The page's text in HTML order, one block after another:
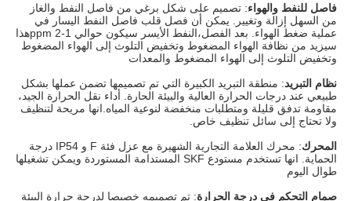
فاصل للنفط والهواء: تصميم على شكل برغي من فاصل النفط والغاز
من السهل إزالة وتغيير. يمكن أن فصل قلب فاصل النفط اليسار في
عملية ضغط الهواء. بعد الفصل،النفط الأيسر سيكون حوالي 1-2 ppmهذا
سيزيد من نظافة الهواء المضغوط وتخفيض التلوث إلى الهواء المضغوط
وتخفيض التلوث إلى الهواء المضغوط والمعدات
نظام التبريد: منطقة التبريد الكبيرة التي تم تصميمها تضمن عملها بشكل
طبيعي عند درجات الحرارة العالية والبيئة الحارة. أداء نقل الحرارة الجيد،
مقاومة تدفق قليلة ومتطلبات منخفضة لنوعية المياه.انها مريحة لتنظيف
ولا تحتاج إلى سائل تنظيف خاص.
المحرك
: محرك العلامة التجارية الشهيرة مع عزل فئة F و IP54 درجة
الحماية. انها تستخدم مستودع SKF المستدامة المستوردة ويمكن تشغيلها
طوال اليوم
صمام التحكم في درجة الحرارة: تم تصميمه خصيصا لدرجة حرارة البيئة